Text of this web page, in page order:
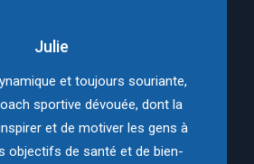
Julie
et toujours souriante,
sportive dévouée, dont la
et de motiver les gens à
objectifs de santé et de bien-